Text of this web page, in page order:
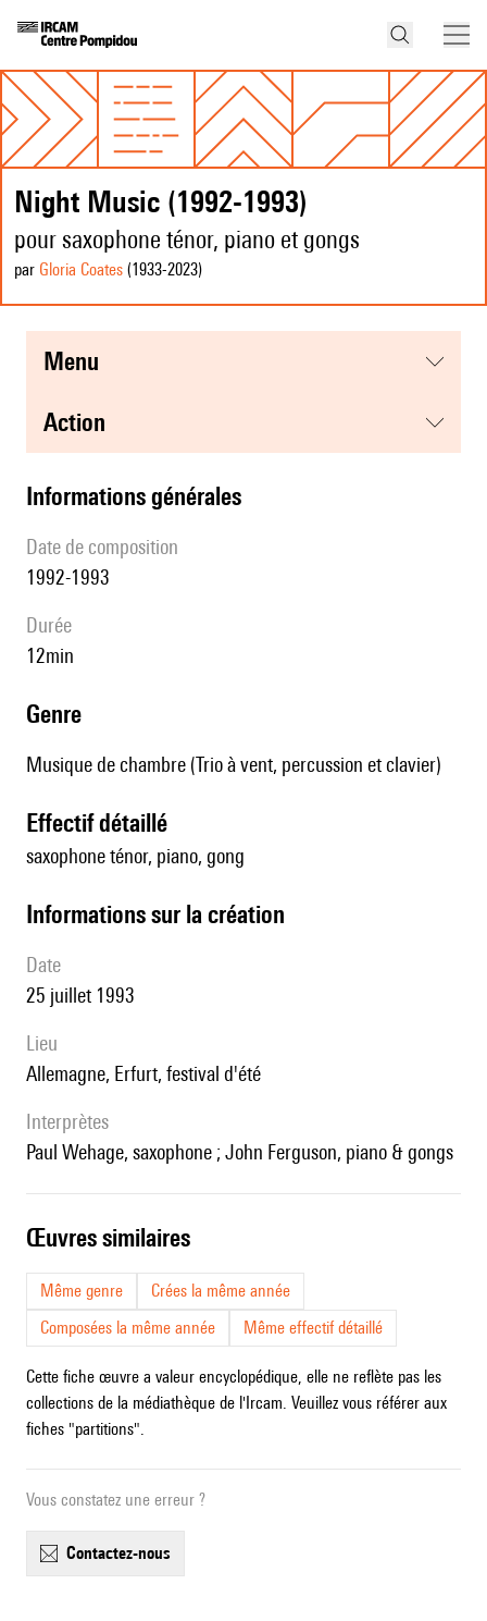
Night Music (1992-1993)
pour saxophone ténor, piano et gongs
par Gloria Coates (1933-2023)
menu
action
informations générales
date de composition
1992-1993
durée
12min
genre
Musique de chambre (Trio à vent, percussion et clavier)
effectif détaillé
saxophone ténor, piano, gong
informations sur la création
date
25 juillet 1993
lieu
Allemagne, Erfurt, festival d'été
interprètes
Paul Wehage, saxophone ; John Ferguson, piano & gongs
œuvres similaires
Même genre
Crées la même année
Composées la même année
Même effectif détaillé
Cette fiche œuvre a valeur encyclopédique, elle ne reflète pas les
collections de la médiathèque de l'Ircam. Veuillez vous référer aux
fiches "partitions".
Vous constatez une erreur ?
contactez-nous